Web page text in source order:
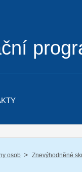
osob / Znevýhodněné